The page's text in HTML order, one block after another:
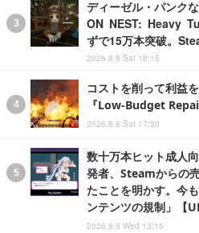
ディーゼル・パンク
ON NEST: Heavy
ずで15万本突破。
2026.8.8 Sat 18:15
コストを削って利益
『Low-Budget
2026.8.8 Sat 17:30
数十万本ヒット成人
発者、Steamからの
たことを明かす。今
ンテンツの規制」【
2026.8.5 Wed 13:15